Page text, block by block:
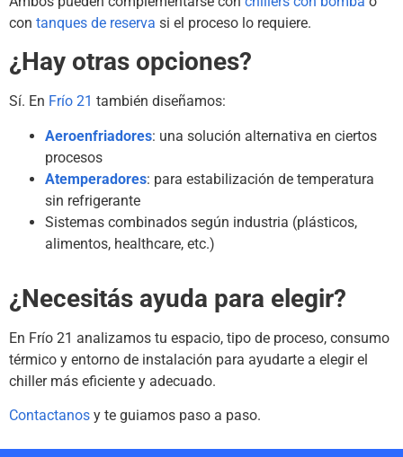
con tanques de reserva si el proceso lo requiere.
¿Hay otras opciones?
Sí. En Frío 21 también diseñamos:
Aeroenfriadores: una solución alternativa en ciertos
procesos
Atemperadores: para estabilización de temperatura
sin refrigerante
Sistemas combinados según industria (plásticos,
alimentos, healthcare, etc.)
¿Necesitás ayuda para elegir?
En Frío 21 analizamos tu espacio, tipo de proceso, consumo
térmico y entorno de instalación para ayudarte a elegir el
chiller más eficiente y adecuado.
Contactanos y te guiamos paso a paso.